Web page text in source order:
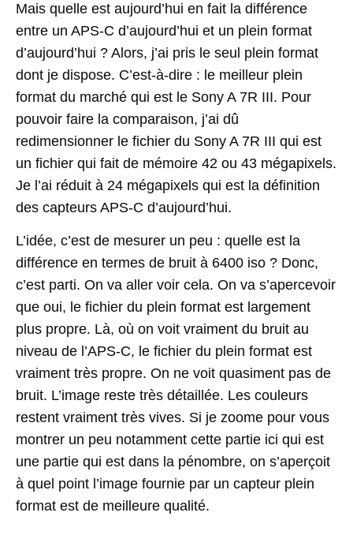
Mais quelle est aujourd’hui en fait la différence
entre un APS-C d’aujourd’hui et un plein format
d’aujourd’hui ? Alors, j’ai pris le seul plein format
dont je dispose. C’est-à-dire : le meilleur plein
format du marché qui est le Sony A 7R III. Pour
pouvoir faire la comparaison, j’ai dû
redimensionner le fichier du Sony A 7R III qui est
un fichier qui fait de mémoire 42 ou 43 mégapixels.
Je l’ai réduit à 24 mégapixels qui est la définition
des capteurs APS-C d’aujourd’hui.
L’idée, c’est de mesurer un peu : quelle est la
différence en termes de bruit à 6400 iso ? Donc,
c’est parti. On va aller voir cela. On va s’apercevoir
que oui, le fichier du plein format est largement
plus propre. Là, où on voit vraiment du bruit au
niveau de l’APS-C, le fichier du plein format est
vraiment très propre. On ne voit quasiment pas de
bruit. L’image reste très détaillée. Les couleurs
restent vraiment très vives. Si je zoome pour vous
montrer un peu notamment cette partie ici qui est
une partie qui est dans la pénombre, on s’aperçoit
à quel point l’image fournie par un capteur plein
format est de meilleure qualité.